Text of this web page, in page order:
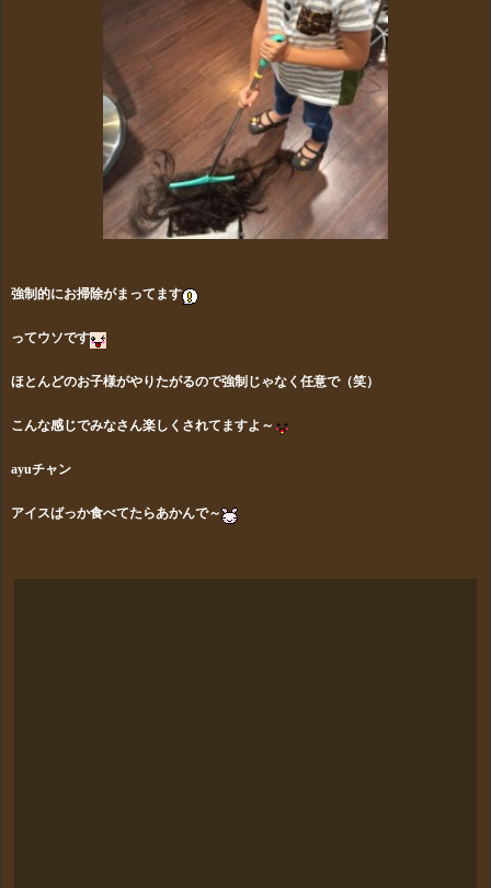
強制的にお掃除がまってます
ってウソです
ほとんどのお子様がやりたがるので強制じゃなく任意で（笑）
こんな感じでみなさん楽しくされてますよ～
ayuチャン
アイスばっか食べてたらあかんで～